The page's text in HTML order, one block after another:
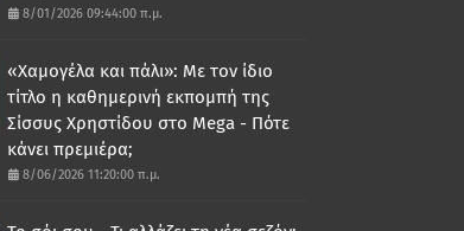
8/01/2026 09:44:00 π.μ.
«Χαμογέλα και πάλι»: Με τον ίδιο
τίτλο η καθημερινή εκπομπή της
Σίσσυς Χρηστίδου στο Mega - Πότε
κάνει πρεμιέρα;
8/06/2026 11:20:00 π.μ.